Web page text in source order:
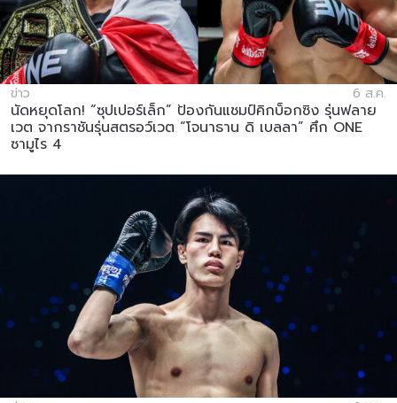
ข่าว 6 ส.ค.
นัดหยุดโลก! “ซุปเปอร์เล็ก” ป้องกันแชมป์คิกบ็อกซิง รุ่นฟลาย
เวต จากราชันรุ่นสตรอว์เวต “โจนาธาน ดิ เบลลา” ศึก ONE
ซามูไร 4